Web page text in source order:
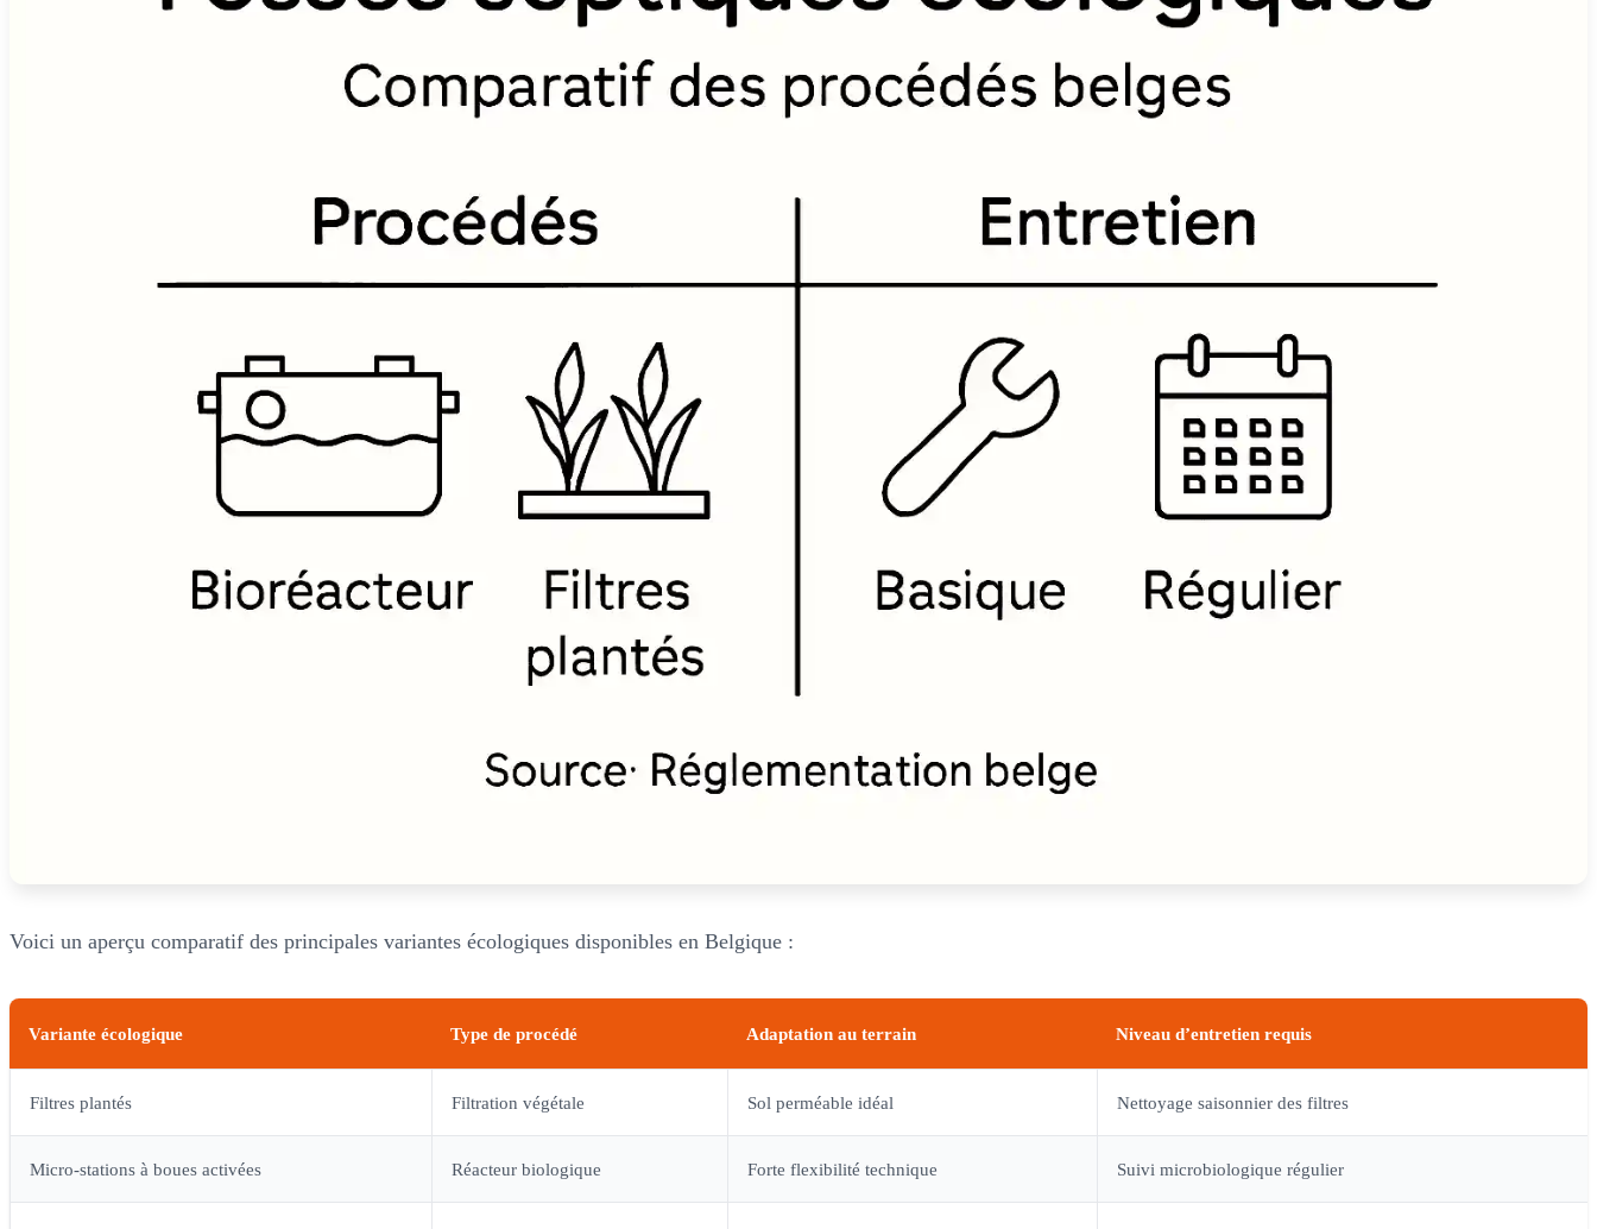
Voici un aperçu comparatif des principales variantes écologiques disponibles en Belgique :
Variante écologique Type de procédé Adaptation au terrain Niveau d’entretien requis
Filtres plantés Filtration végétale Sol perméable idéal Nettoyage saisonnier des filtres
Micro-stations à boues activées Réacteur biologique Forte flexibilité technique Suivi microbiologique régulier